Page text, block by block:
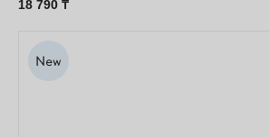
18 790 ₸